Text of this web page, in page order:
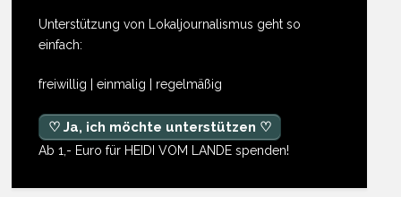
Unterstützung von Lokaljournalismus geht so
einfach:
freiwillig | einmalig | regelmäßig
♡ Ja, ich möchte unterstützen ♡
Ab 1,- Euro für HEIDI VOM LANDE spenden!